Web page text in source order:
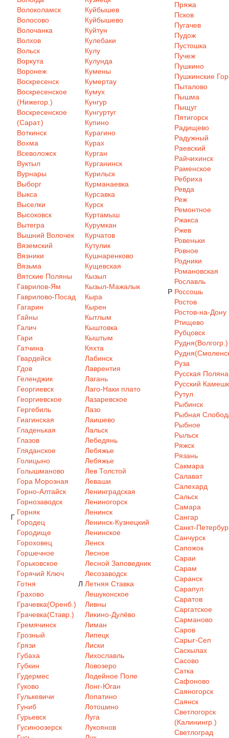
Волоколамск
Волосово
Волочанка
Волхов
Вольск
Воркута
Воронеж
Воскресенск
Воскресенское
(Нижегор.)
Воскресенское
(Сарат.)
Воткинск
Вохма
Всеволожск
Вуктыл
Вурнары
Выборг
Выкса
Выселки
Высоковск
Вытегра
Вышний Волочек
Вяземский
Вязники
Вязьма
Вятские Поляны
Г
Гаврилов-Ям
Гаврилово-Посад
Гагарин
Гайны
Галич
Гари
Гатчина
Гвардейск
Гдов
Геленджик
Георгиевск
Георгиевское
Гергебиль
Гиагинская
Гладенькая
Глазов
Гляданское
Голицыно
Голышманово
Гора Морозная
Горно-Алтайск
Горнозаводск
Горняк
Городец
Городище
Гороховец
Горшечное
Горьковское
Горячий Ключ
Готня
Грахово
Грачевка(Оренб.)
Грачевка(Ставр.)
Гремячинск
Грозный
Грязи
Губаха
Губкин
Гудермес
Гуково
Гулькевичи
Гуниб
Гурьевск
Гусиноозерск
Куйбышев
Куйбышево
Куйтун
Кулебаки
Кулу
Кулунда
Кумены
Кумертау
Кумух
Кунгур
Кунгуртуг
Купино
Курагино
Курах
Курган
Курганинск
Курильск
Курманаевка
Курсавка
Курск
Куртамыш
Курумкан
Курчатов
Кутулик
Кушнаренково
Кущевская
Кызыл
Кызыл-Мажалык
Кыра
Кырен
Кытлым
Кыштовка
Кыштым
Кяхта
Л
Лабинск
Лаврентия
Лагань
Лаго-Наки плато
Лазаревское
Лазо
Лаишево
Лальск
Лебедянь
Лебяжье
Лебяжье
Лев Толстой
Леваши
Ленинградская
Лениногорск
Ленинск
Ленинск-Кузнецкий
Ленинское
Ленск
Лесное
Лесной Заповедник
Лесозаводск
Летняя Ставка
Лешуконское
Ливны
Ликино-Дулёво
Лиман
Липецк
Лиски
Лихославль
Ловозеро
Лодейное Поле
Лонг-Юган
Лопатино
Лотошино
Луга
Лукоянов
Пряжа
Псков
Пугачев
Пудож
Пустошка
Пучеж
Пушкино
Пушкинские
Пыталово
Пышма
Пыщуг
Пятигорск
Р
Радищево
Радужный
Раевский
Райчихинск
Раменское
Ребриха
Ревда
Реж
Ремонтное
Ржакса
Ржев
Ровеньки
Ровное
Родники
Романовская
Рославль
Россошь
Ростов
Ростов-на-Дону
Ртищево
Рубцовск
Рудня(Волгогр.)
Руза
Русская Поляна
Русский
Рутул
Рыбинск
Рыбная
Рыбное
Рыльск
Ряжск
Рязань
Сакмара
Салават
Салехард
Сальск
Самара
Сангар
Санкт-
Санчурск
Сапожок
Сараи
Сарам
Саранск
Сарапул
Саратов
Саргатское
Сарманово
Саров
Сарыг-Сеп
Саскылах
Сасово
Сатка
Сафоново
Саяногорск
Саянск
Светлогорск
(Калинингр.)
Светлоград